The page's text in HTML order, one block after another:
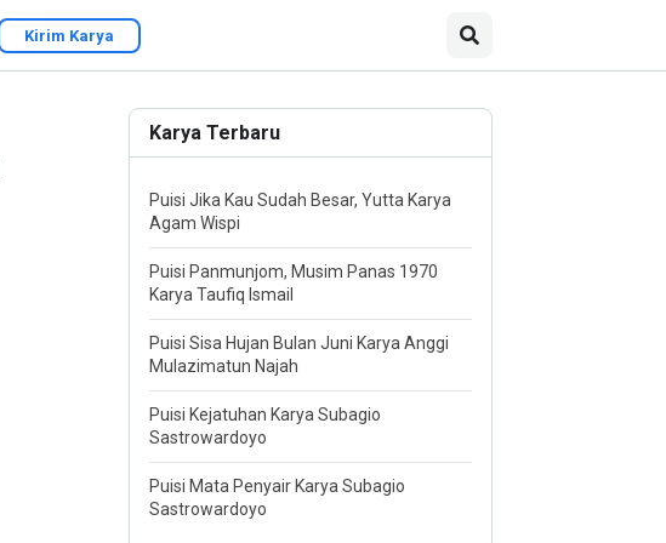
Kirim Karya
Karya Terbaru
Puisi Jika Kau Sudah Besar, Yutta Karya
Agam Wispi
Puisi Panmunjom, Musim Panas 1970
Karya Taufiq Ismail
Puisi Sisa Hujan Bulan Juni Karya Anggi
Mulazimatun Najah
Puisi Kejatuhan Karya Subagio
Sastrowardoyo
Puisi Mata Penyair Karya Subagio
Sastrowardoyo